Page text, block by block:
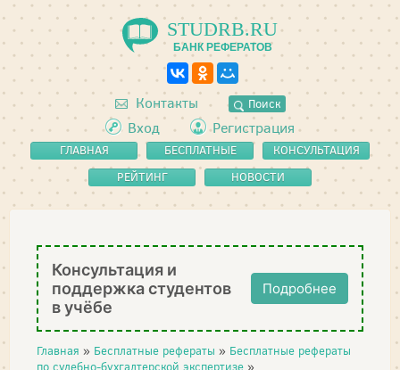
STUDRB.RU
БАНК РЕФЕРАТОВ
Контакты Поиск
Вход Регистрация
ГЛАВНАЯ
БЕСПЛАТНЫЕ
РЕФЕРАТЫ
КОНСУЛЬТАЦИЯ
РЕЙТИНГ
НОВОСТИ
Консультация и
поддержка студентов
в учёбе
Подробнее
Главная » Бесплатные рефераты » Бесплатные рефераты
по судебно-бухгалтерской экспертизе »